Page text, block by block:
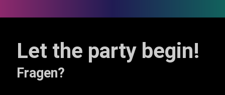
Let the party begin!
Fragen?